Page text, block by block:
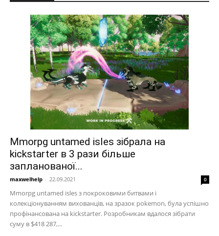
Mmorpg untamed isles зібрала на
kickstarter в 3 рази більше
запланованої...
maxwelhelp - 22.09.2021 0
Mmorpg untamed isles з покроковими битвами і
колекціонуванням вихованців, на зразок pokemon, була успішно
профінансована на kickstarter. Розробникам вдалося зібрати
суму в $418 287,...